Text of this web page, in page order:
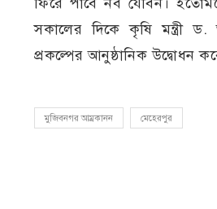
ফিরে পাবে নব যৌবন।
সকালের দিকে কৃষি মন্ত্রী
প্রকল্পের আনুষ্ঠানিক উদ্বোধন
মুজিবনগর আম্রকানন মেহেরপুর